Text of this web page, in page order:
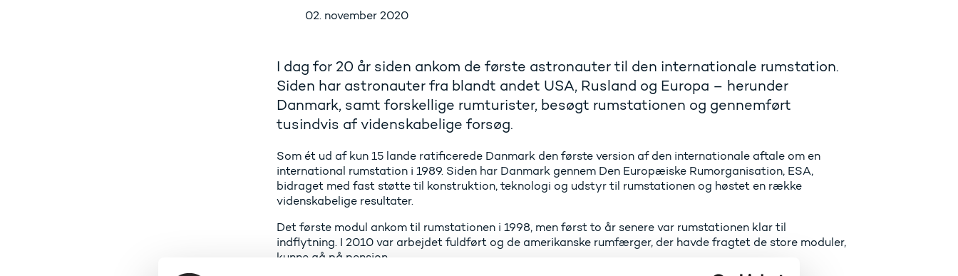
02. november 2020
I dag for 20 år siden ankom de første astronauter til den internationale rumstation.
Siden har astronauter fra blandt andet USA, Rusland og Europa – herunder
Danmark, samt forskellige rumturister, besøgt rumstationen og gennemført
tusindvis af videnskabelige forsøg.
Som ét ud af kun 15 lande ratificerede Danmark den første version af den internationale aftale om en
international rumstation i 1989. Siden har Danmark gennem Den Europæiske Rumorganisation, ESA,
bidraget med fast støtte til konstruktion, teknologi og udstyr til rumstationen og høstet en række
videnskabelige resultater.
Det første modul ankom til rumstationen i 1998, men først to år senere var rumstationen klar til
indflytning. I 2010 var arbejdet fuldført og de amerikanske rumfærger, der havde fragtet de store moduler,
kunne gå på pension.